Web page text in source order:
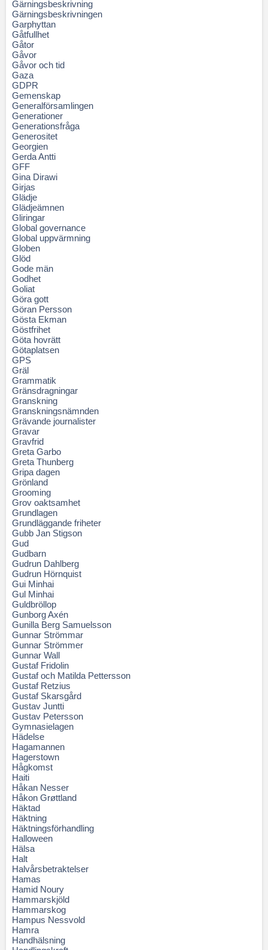
Gärningsbeskrivning
Gärningsbeskrivningen
Garphyttan
Gåtfullhet
Gåtor
Gåvor
Gåvor och tid
Gaza
GDPR
Gemenskap
Generalförsamlingen
Generationer
Generationsfråga
Generositet
Georgien
Gerda Antti
GFF
Gina Dirawi
Girjas
Glädje
Glädjeämnen
Gliringar
Global governance
Global uppvärmning
Globen
Glöd
Gode män
Godhet
Goliat
Göra gott
Göran Persson
Gösta Ekman
Göstfrihet
Göta hovrätt
Götaplatsen
GPS
Gräl
Grammatik
Gränsdragningar
Granskning
Granskningsnämnden
Grävande journalister
Gravar
Gravfrid
Greta Garbo
Greta Thunberg
Gripa dagen
Grönland
Grooming
Grov oaktsamhet
Grundlagen
Grundläggande friheter
Gubb Jan Stigson
Gud
Gudbarn
Gudrun Dahlberg
Gudrun Hörnquist
Gui Minhai
Gul Minhai
Guldbröllop
Gunborg Axén
Gunilla Berg Samuelsson
Gunnar Strömmar
Gunnar Strömmer
Gunnar Wall
Gustaf Fridolin
Gustaf och Matilda Pettersson
Gustaf Retzius
Gustaf Skarsgård
Gustav Juntti
Gustav Petersson
Gymnasielagen
Hädelse
Hagamannen
Hagerstown
Hågkomst
Haiti
Håkan Nesser
Håkon Grøttland
Häktad
Häktning
Häktningsförhandling
Halloween
Hälsa
Halt
Halvårsbetraktelser
Hamas
Hamid Noury
Hammarskjöld
Hammarskog
Hampus Nessvold
Hamra
Handhälsning